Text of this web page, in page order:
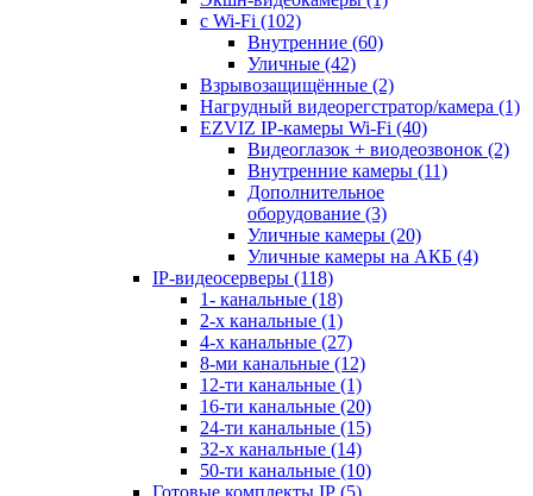
с Wi-Fi (102)
Внутренние (60)
Уличные (42)
Взрывозащищённые (2)
Нагрудный видеорегстратор/камера (1)
EZVIZ IP-камеры Wi-Fi (40)
Видеоглазок + виодеозвонок (2)
Внутренние камеры (11)
Дополнительное
оборудование (3)
Уличные камеры (20)
Уличные камеры на АКБ (4)
IP-видеосерверы (118)
1- канальные (18)
2-х канальные (1)
4-х канальные (27)
8-ми канальные (12)
12-ти канальные (1)
16-ти канальные (20)
24-ти канальные (15)
32-х канальные (14)
50-ти канальные (10)
Готовые комплекты IP (5)